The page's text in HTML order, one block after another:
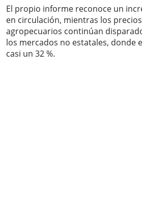
El propio informe reconoce un
en circulación, mientras los
agropecuarios continúan
los mercados no estatales, donde
casi un 32 %.